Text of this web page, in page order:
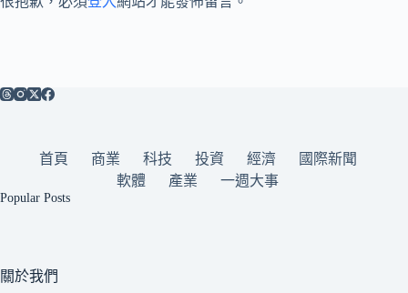
首頁 商業 科技 投資 經濟
國際新聞
軟體
產業 一週大事
Popular Posts
關於我們